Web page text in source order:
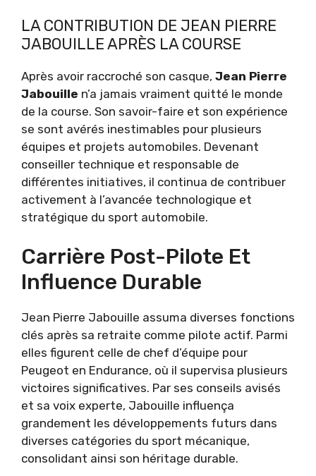
LA CONTRIBUTION DE JEAN PIERRE
JABOUILLE APRÈS LA COURSE
Après avoir raccroché son casque, Jean Pierre
Jabouille n’a jamais vraiment quitté le monde
de la course. Son savoir-faire et son expérience
se sont avérés inestimables pour plusieurs
équipes et projets automobiles. Devenant
conseiller technique et responsable de
différentes initiatives, il continua de contribuer
activement à l’avancée technologique et
stratégique du sport automobile.
Carrière Post-Pilote Et
Influence Durable
Jean Pierre Jabouille assuma diverses fonctions
clés après sa retraite comme pilote actif. Parmi
elles figurent celle de chef d’équipe pour
Peugeot en Endurance, où il supervisa plusieurs
victoires significatives. Par ses conseils avisés
et sa voix experte, Jabouille influença
grandement les développements futurs dans
diverses catégories du sport mécanique,
consolidant ainsi son héritage durable.